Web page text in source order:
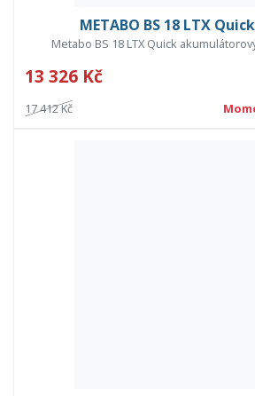
METABO BS 18 LTX
Metabo BS 18 LTX Quick
13 326 Kč
17 412 Kč